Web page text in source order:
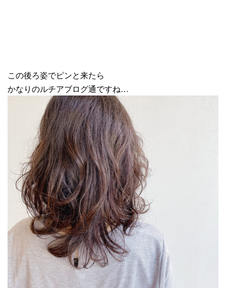
この後ろ姿でピンと来たら
かなりのルチアブログ通ですね…